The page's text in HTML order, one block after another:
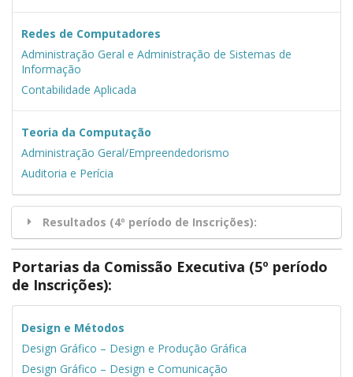
Redes de Computadores
Administração Geral e Administração de Sistemas de
Informação
Contabilidade Aplicada
Teoria da Computação
Administração Geral/Empreendedorismo
Auditoria e Perícia
Resultados (4º período de Inscrições):
Portarias da Comissão Executiva (5º período
de Inscrições):
Design e Métodos
Design Gráfico – Design e Produção Gráfica
Design Gráfico – Design e Comunicação